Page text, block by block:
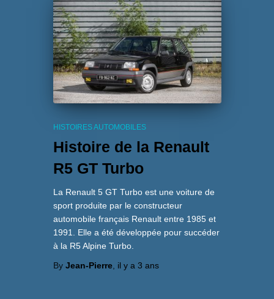
HISTOIRES AUTOMOBILES
Histoire de la Renault
R5 GT Turbo
La Renault 5 GT Turbo est une voiture de
sport produite par le constructeur
automobile français Renault entre 1985 et
1991. Elle a été développée pour succéder
à la R5 Alpine Turbo.
By Jean-Pierre, il y a 3 ans